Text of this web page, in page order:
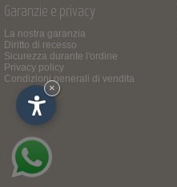
Garanzie e privacy
La nostra garanzia
Diritto di recesso
Sicurezza durante l'ordine
Privacy policy
Condizioni generali di vendita
×